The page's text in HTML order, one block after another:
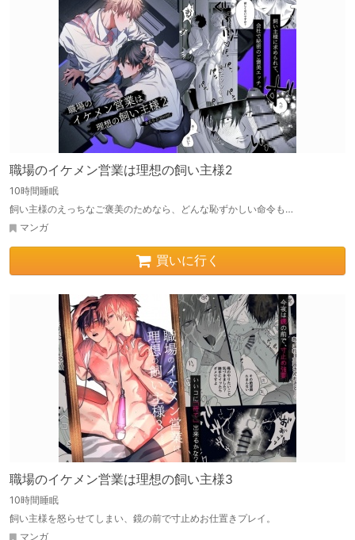
職場のイケメン営業は理想の飼い主様2
10時間睡眠
飼い主様のえっちなご褒美のためなら、どんな恥ずかしい命令も…
マンガ
買いに行く
職場のイケメン営業は理想の飼い主様3
10時間睡眠
飼い主様を怒らせてしまい、鏡の前で寸止めお仕置きプレイ。
マンガ